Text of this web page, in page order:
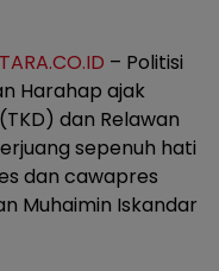
– Politisi
Harahap ajak
dan Relawan
sepenuh hati
dan cawapres
Muhaimin Iskandar